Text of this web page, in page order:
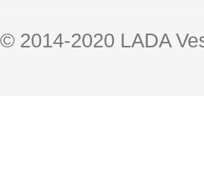
© 2014-2020 LADA